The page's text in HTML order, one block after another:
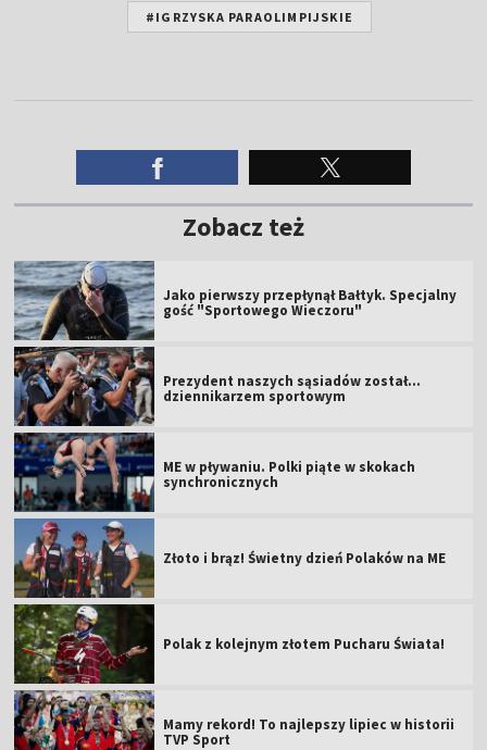
#IGRZYSKA PARAOLIMPIJSKIE
Zobacz też
Jako pierwszy przepłynął Bałtyk. Specjalny
gość "Sportowego Wieczoru"
Prezydent naszych sąsiadów został...
dziennikarzem sportowym
ME w pływaniu. Polki piąte w skokach
synchronicznych
Złoto i brąz! Świetny dzień Polaków na ME
Polak z kolejnym złotem Pucharu Świata!
Mamy rekord! To najlepszy lipiec w historii
TVP Sport